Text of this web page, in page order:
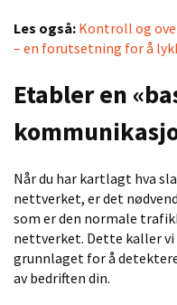
Les også: Kontroll og
– en forutsetning for å
Etabler en
Når du har kartlagt hva
nettverket, er det
som er den normale
nettverket. Dette kaller vi
grunnlaget for å
av bedriften din.